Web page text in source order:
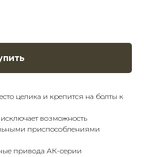
целика и крепится на болты к
возможность
приспособлениями
привода АК-серии